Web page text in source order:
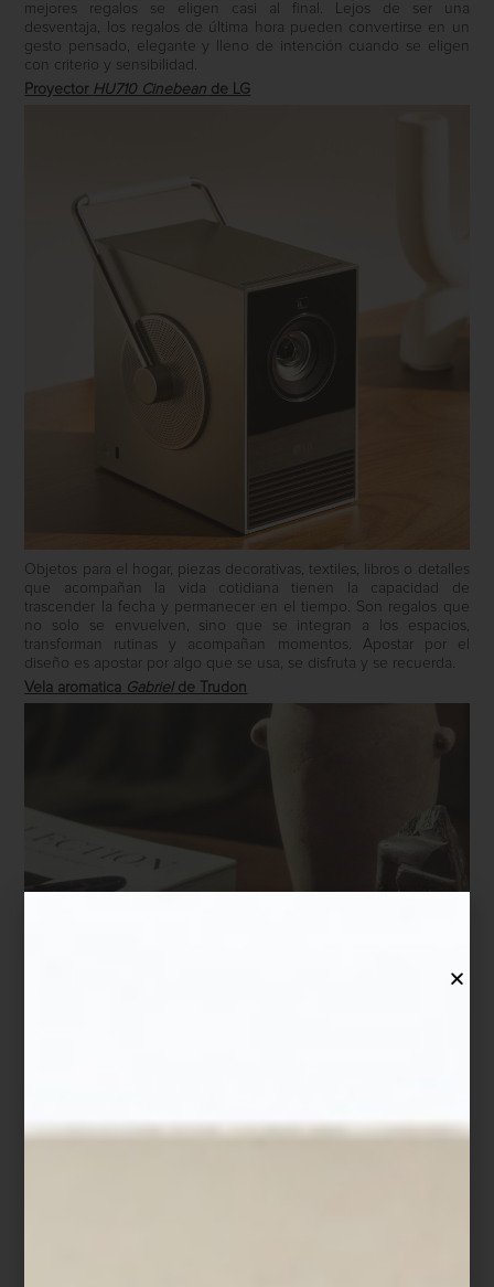
mejores regalos se eligen casi al final. Lejos de ser una
desventaja, los regalos de última hora pueden convertirse en un
gesto pensado, elegante y lleno de intención cuando se eligen
con criterio y sensibilidad.
Proyector HU710 Cinebean de LG
Objetos para el hogar, piezas decorativas, textiles, libros o detalles
que acompañan la vida cotidiana tienen la capacidad de
trascender la fecha y permanecer en el tiempo. Son regalos que
no solo se envuelven, sino que se integran a los espacios,
transforman rutinas y acompañan momentos. Apostar por el
diseño es apostar por algo que se usa, se disfruta y se recuerda.
Vela aromatica Gabrielde Trudon